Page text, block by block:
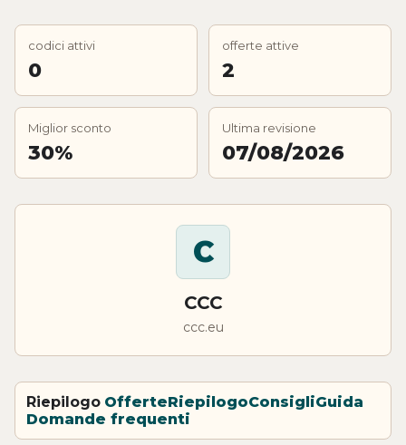
codici attivi
0
offerte attive
2
Miglior sconto
30%
Ultima revisione
07/08/2026
C
CCC
ccc.eu
Riepilogo OfferteRiepilogoConsigliGuida
Domande frequenti